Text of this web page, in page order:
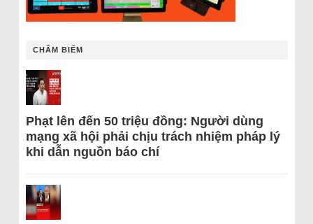
CHÂM BIẾM
Phạt lên đến 50 triệu đồng: Người dùng
mạng xã hội phải chịu trách nhiệm pháp lý
khi dẫn nguồn báo chí